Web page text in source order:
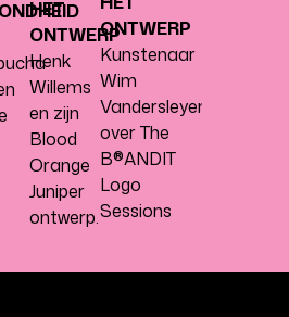
HET
ONTWERP
Henk
Willems
en zijn
Blood
Orange
Juniper
ontwerp.
ONTWERP
Kunstenaar
Wim
Vandersleyen
over The
B®ANDIT
Logo
Sessions